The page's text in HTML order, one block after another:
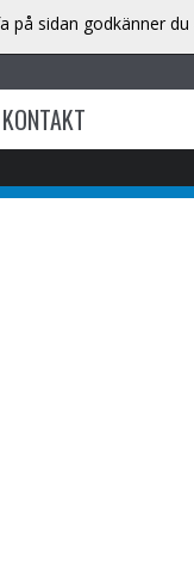
KONTAKT
sidan godkänner